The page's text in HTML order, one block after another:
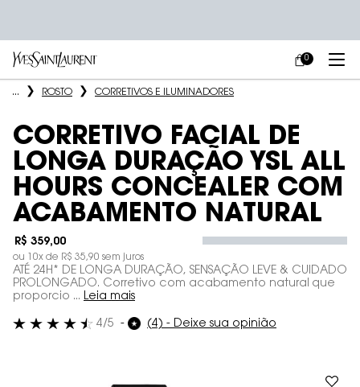
MEU
CARRINHO
0
0 PRODUCT IN
Main content
... ROSTO CORRETIVOS E ILUMINADORES
CORRETIVO FACIAL DE
LONGA DURAÇÃO YSL ALL
HOURS CONCEALER COM
ACABAMENTO NATURAL
R$ 359,00
ou 10x de R$ 35,90 sem juros
ATÉ 24H* DE LONGA DURAÇÃO, SENSAÇÃO LEVE & CUIDADO
PROLONGADO. Corretivo com acabamento natural que
proporcio ... Leia mais
4/5 (4) - Deixe sua opinião